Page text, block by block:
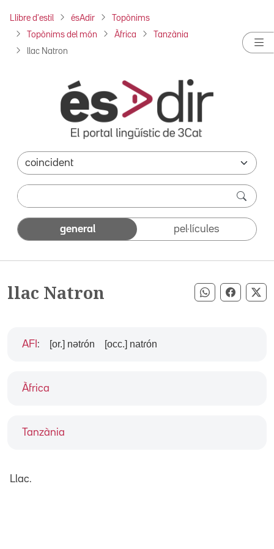
Llibre d'estil ésAdir Topònims
Topònims del món Àfrica Tanzània
llac Natron
general pel·lícules
llac Natron Compartir
Àfrica
Tanzània
AFI : [or.] nətɾón [occ.] natɾón
Llac.